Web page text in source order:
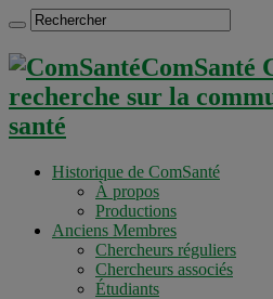
ComSanté
recherche sur la
santé
Historique de ComSanté
À propos
Productions
Anciens Membres
Chercheurs réguliers
Chercheurs associés
Étudiants